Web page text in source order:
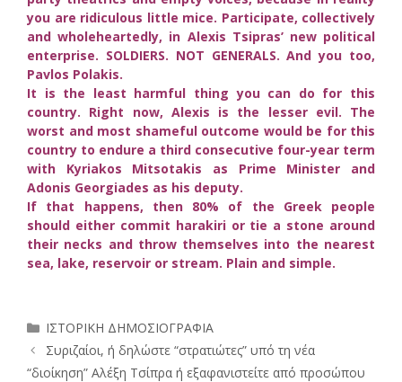
you are ridiculous little mice. Participate, collectively
and wholeheartedly, in Alexis Tsipras’ new political
enterprise. SOLDIERS. NOT GENERALS. And you too,
Pavlos Polakis.
It is the least harmful thing you can do for this
country. Right now, Alexis is the lesser evil. The
worst and most shameful outcome would be for this
country to endure a third consecutive four-year term
with Kyriakos Mitsotakis as Prime Minister and
Adonis Georgiades as his deputy.
If that happens, then 80% of the Greek people
should either commit harakiri or tie a stone around
their necks and throw themselves into the nearest
sea, lake, reservoir or stream. Plain and simple.
Κατηγορίες
ΙΣΤΟΡΙΚΗ ΔΗΜΟΣΙΟΓΡΑΦΙΑ
Συριζαίοι, ή δηλώστε “στρατιώτες” υπό τη νέα
“διοίκηση” Αλέξη Τσίπρα ή εξαφανιστείτε από προσώπου